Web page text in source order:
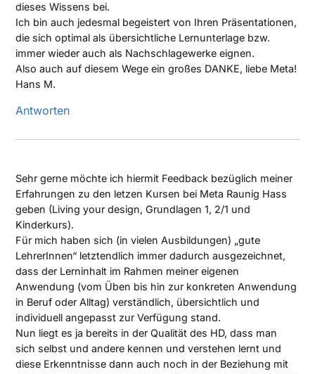
dieses Wissens bei.
Ich bin auch jedesmal begeistert von Ihren Präsentationen,
die sich optimal als übersichtliche Lernunterlage bzw.
immer wieder auch als Nachschlagewerke eignen.
Also auch auf diesem Wege ein großes DANKE, liebe Meta!
Hans M.
Antworten
Sehr gerne möchte ich hiermit Feedback bezüglich meiner
Erfahrungen zu den letzen Kursen bei Meta Raunig Hass
geben (Living your design, Grundlagen 1, 2/1 und
Kinderkurs).
Für mich haben sich (in vielen Ausbildungen) „gute
LehrerInnen“ letztendlich immer dadurch ausgezeichnet,
dass der Lerninhalt im Rahmen meiner eigenen
Anwendung (vom Üben bis hin zur konkreten Anwendung
in Beruf oder Alltag) verständlich, übersichtlich und
individuell angepasst zur Verfügung stand.
Nun liegt es ja bereits in der Qualität des HD, dass man
sich selbst und andere kennen und verstehen lernt und
diese Erkenntnisse dann auch noch in der Beziehung mit